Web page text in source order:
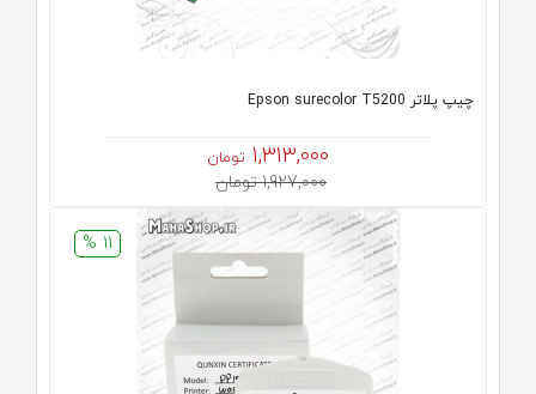
چیپ پلاتر Epson surecolor T5200
1,313,000 تومان
1,927,000 تومان
11 %